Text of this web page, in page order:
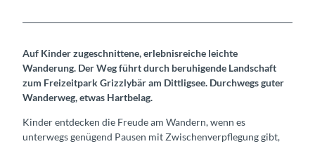
Auf Kinder zugeschnittene, erlebnisreiche leichte
Wanderung. Der Weg führt durch beruhigende Landschaft
zum Freizeitpark Grizzlybär am Dittligsee. Durchwegs guter
Wanderweg, etwas Hartbelag.
Kinder entdecken die Freude am Wandern, wenn es
unterwegs genügend Pausen mit Zwischenverpflegung gibt,